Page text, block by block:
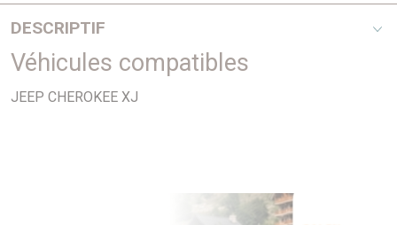
DESCRIPTIF
A partir de 96
Véhicules compatibles
JEEP CHEROKEE XJ